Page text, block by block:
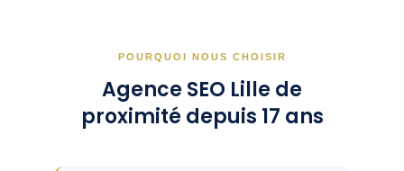
POURQUOI NOUS CHOISIR
Agence SEO Lille de
proximité depuis 17 ans